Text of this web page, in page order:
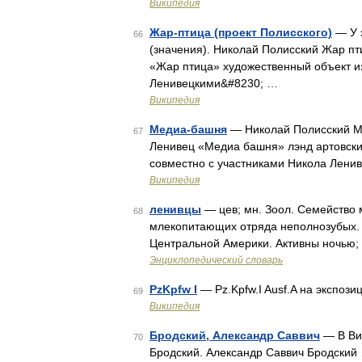
Википедия
66 Жар-птица (проект Полисского) — У
(значения). Николай Полисский Жар
«Жар птица» художественный объект
Ленивецкими&#8230; …
Википедия
67 Медиа-башня — Николай Полисский
Ленивец «Медиа башня» лэнд
совместно с участниками Никола
Википедия
68 ленивцы — цев; мн. Зоол. Семейство
млекопитающих отряда
Центральной Америки. Активны
Энциклопедический словарь
69 PzKpfw I — Pz.Kpfw.I Ausf.A на
Википедия
70 Бродский, Александр Саввич — В
Бродский. Александр Саввич